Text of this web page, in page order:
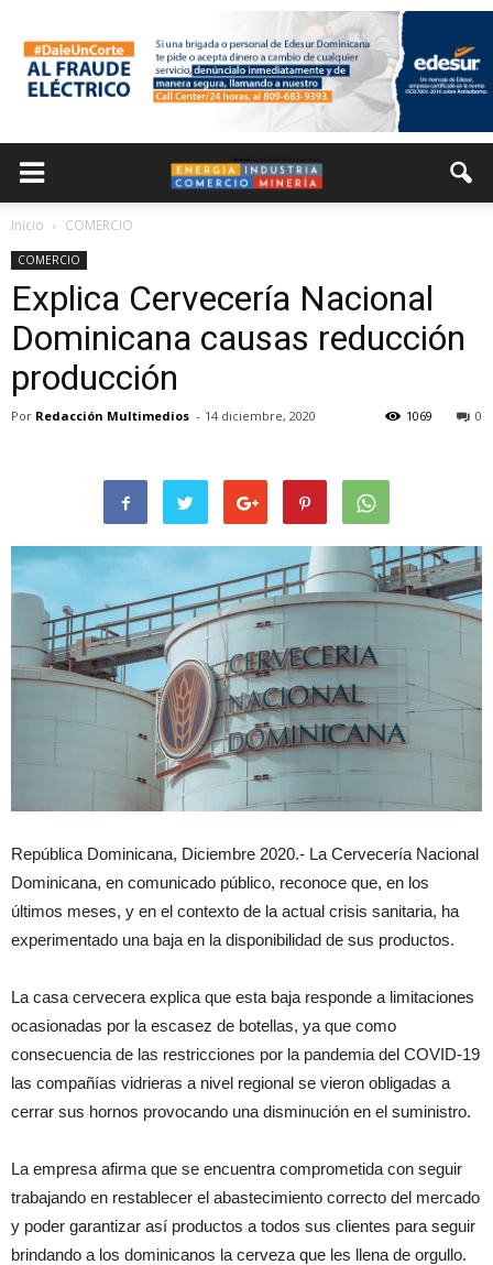
Inicio COMERCIO
COMERCIO
Explica Cervecería Nacional
Dominicana causas reducción
producción
Por Redacción Multimedios - 14 diciembre, 2020 0
1069
República Dominicana, Diciembre 2020.- La Cervecería Nacional
Dominicana, en comunicado público, reconoce que, en los
últimos meses, y en el contexto de la actual crisis sanitaria, ha
experimentado una baja en la disponibilidad de sus productos.
La casa cervecera explica que esta baja responde a limitaciones
ocasionadas por la escasez de botellas, ya que como
consecuencia de las restricciones por la pandemia del COVID-19
las compañías vidrieras a nivel regional se vieron obligadas a
cerrar sus hornos provocando una disminución en el suministro.
La empresa afirma que se encuentra comprometida con seguir
trabajando en restablecer el abastecimiento correcto del mercado
y poder garantizar así productos a todos sus clientes para seguir
brindando a los dominicanos la cerveza que les llena de orgullo.